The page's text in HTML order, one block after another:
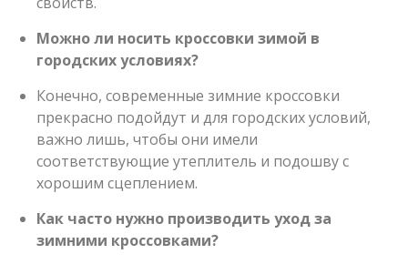
Можно ли носить кроссовки зимой в
городских условиях?
Конечно, современные зимние кроссовки
прекрасно подойдут и для городских условий,
важно лишь, чтобы они имели
соответствующие утеплитель и подошву с
хорошим сцеплением.
Как часто нужно производить уход за
зимними кроccовками?